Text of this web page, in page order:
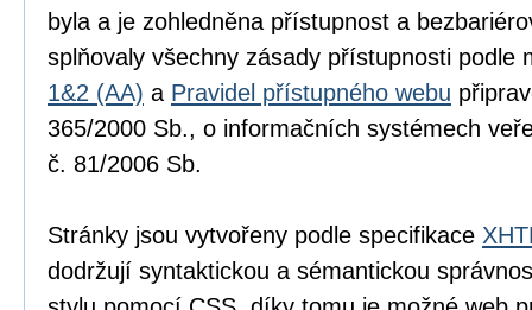
byla a je zohledněna přístupnost a
splňovaly všechny zásady přístupnosti podle
1&2 (AA) a Pravidel přístupného webu
365/2000 Sb., o informačních systémech
č. 81/2006 Sb.
Stránky jsou vytvořeny podle specifikace
dodržují syntaktickou a sémantickou